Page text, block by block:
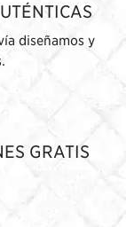
diseñamos y
GRATIS